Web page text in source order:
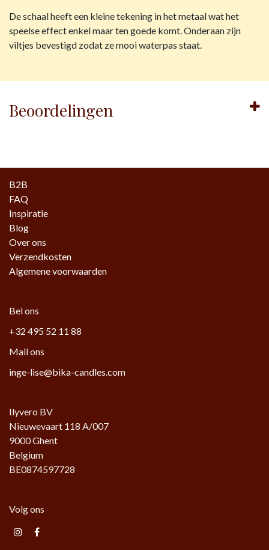
De schaal heeft een kleine tekening in het metaal wat het
speelse effect enkel maar ten goede komt. Onderaan zijn
viltjes bevestigd zodat ze mooi waterpas staat.
Beoordelingen
B2B
FAQ
Inspiratie
Blog
Over ons
Verzendkosten
Algemene voorwaarden
Bel ons
+32 495 52 11 88
Mail ons
inge-lise@bika-candles.com
Ilyvero BV
Nieuwevaart 118 A/007
9000 Ghent
Belgium
BE0874597728
Volg ons